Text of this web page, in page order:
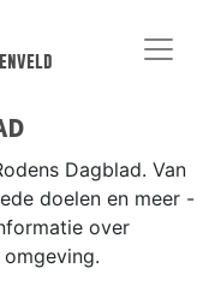
Dagblad. Van
doelen en meer -
over